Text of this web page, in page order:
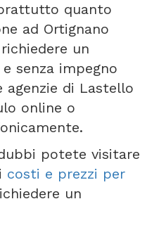
quanto
ad Ortignano
un
senza impegno
di Lastello
online o
potete visitare
costi e prezzi per
un